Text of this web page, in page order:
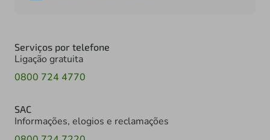
Serviços por telefone
Ligação gratuita
0800 724 4770
SAC
Informações, elogios e reclamações